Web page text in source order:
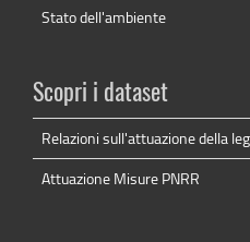
Stato dell'ambiente
Scopri i dataset
Relazioni sull'attuazione della
Attuazione Misure PNRR